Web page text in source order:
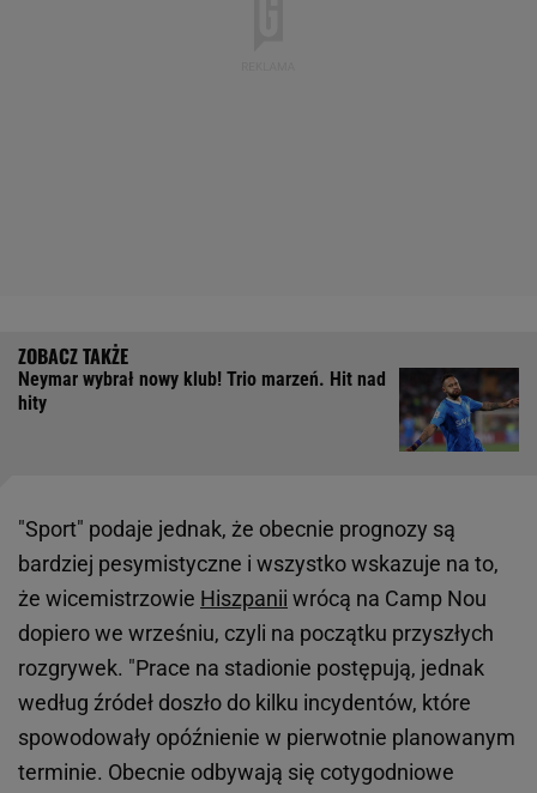
Neymar wybrał nowy klub! Trio marzeń. Hit nad
hity
"Sport" podaje jednak, że obecnie prognozy są
bardziej pesymistyczne i wszystko wskazuje na to,
że wicemistrzowie Hiszpanii wrócą na Camp Nou
dopiero we wrześniu, czyli na początku przyszłych
rozgrywek. "Prace na stadionie postępują, jednak
według źródeł doszło do kilku incydentów, które
spowodowały opóźnienie w pierwotnie planowanym
terminie. Obecnie odbywają się cotygodniowe